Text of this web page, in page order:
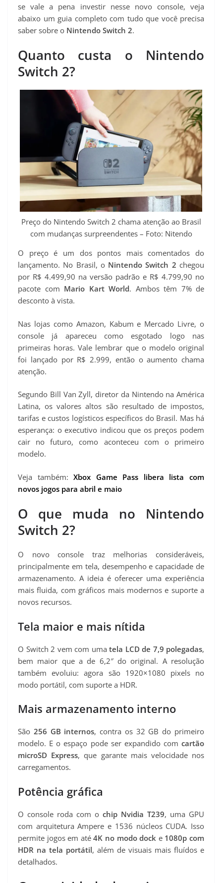
se vale a pena investir nesse novo console, veja
abaixo um guia completo com tudo que você precisa
saber sobre o Nintendo Switch 2.
Quanto custa o Nintendo
Switch 2?
Preço do Nintendo Switch 2 chama atenção ao Brasil
com mudanças surpreendentes – Foto: Nitendo
O preço é um dos pontos mais comentados do
lançamento. No Brasil, o Nintendo Switch 2 chegou
por R$ 4.499,90 na versão padrão e R$ 4.799,90 no
pacote com Mario Kart World. Ambos têm 7% de
desconto à vista.
Nas lojas como Amazon, Kabum e Mercado Livre, o
console já apareceu como esgotado logo nas
primeiras horas. Vale lembrar que o modelo original
foi lançado por R$ 2.999, então o aumento chama
atenção.
Segundo Bill Van Zyll, diretor da Nintendo na América
Latina, os valores altos são resultado de impostos,
tarifas e custos logísticos específicos do Brasil. Mas há
esperança: o executivo indicou que os preços podem
cair no futuro, como aconteceu com o primeiro
modelo.
Veja também:Xbox Game Pass libera lista com
novos jogos para abril e maio
O que muda no Nintendo
Switch 2?
O novo console traz melhorias consideráveis,
principalmente em tela, desempenho e capacidade de
armazenamento. A ideia é oferecer uma experiência
mais fluida, com gráficos mais modernos e suporte a
novos recursos.
Tela maior e mais nítida
O Switch 2 vem com uma tela LCD de 7,9 polegadas,
bem maior que a de 6,2″ do original. A resolução
também evoluiu: agora são 1920×1080 pixels no
modo portátil, com suporte a HDR.
Mais armazenamento interno
São 256 GB internos, contra os 32 GB do primeiro
modelo. E o espaço pode ser expandido com cartão
microSD Express, que garante mais velocidade nos
carregamentos.
Potência gráfica
O console roda com o chip Nvidia T239, uma GPU
com arquitetura Ampere e 1536 núcleos CUDA. Isso
permite jogos em até4K no modo dock e 1080p com
HDR na tela portátil, além de visuais mais fluídos e
detalhados.